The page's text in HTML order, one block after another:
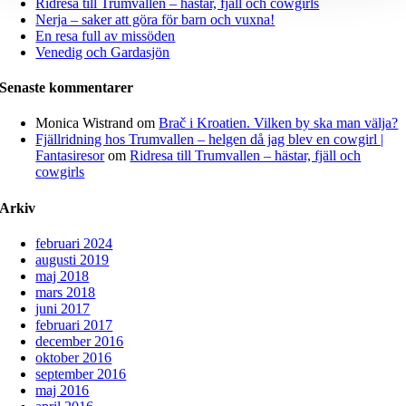
Ridresa till Trumvallen – hästar, fjäll och cowgirls
Nerja – saker att göra för barn och vuxna!
En resa full av missöden
Venedig och Gardasjön
Senaste kommentarer
Monica Wistrand omBrač i Kroatien. Vilken by ska man välja?
Fjällridning hos Trumvallen – helgen då jag blev en cowgirl |
FantasiresoromRidresa till Trumvallen – hästar, fjäll och
cowgirls
Arkiv
februari 2024
augusti 2019
maj 2018
mars 2018
juni 2017
februari 2017
december 2016
oktober 2016
september 2016
maj 2016